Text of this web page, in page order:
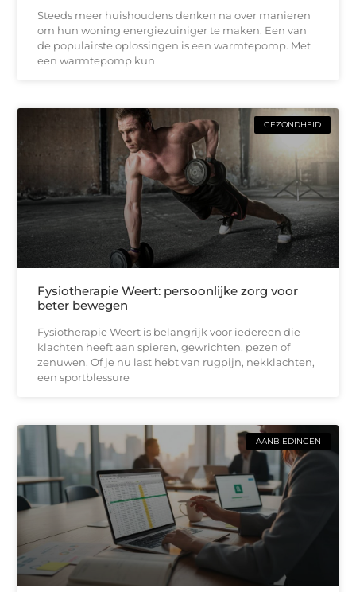
Steeds meer huishoudens denken na over manieren
om hun woning energiezuiniger te maken. Een van
de populairste oplossingen is een warmtepomp. Met
een warmtepomp kun
GEZONDHEID
Fysiotherapie Weert: persoonlijke zorg voor
beter bewegen
Fysiotherapie Weert is belangrijk voor iedereen die
klachten heeft aan spieren, gewrichten, pezen of
zenuwen. Of je nu last hebt van rugpijn, nekklachten,
een sportblessure
AANBIEDINGEN